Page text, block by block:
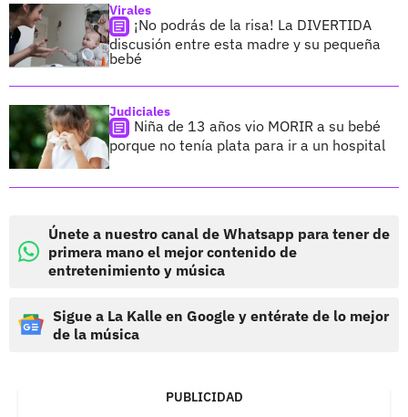
Virales
¡No podrás de la risa! La DIVERTIDA
discusión entre esta madre y su pequeña
bebé
Judiciales
Niña de 13 años vio MORIR a su bebé
porque no tenía plata para ir a un hospital
Únete a nuestro canal de Whatsapp para tener de
primera mano el mejor contenido de
entretenimiento y música
Sigue a La Kalle en Google y entérate de lo mejor
de la música
PUBLICIDAD